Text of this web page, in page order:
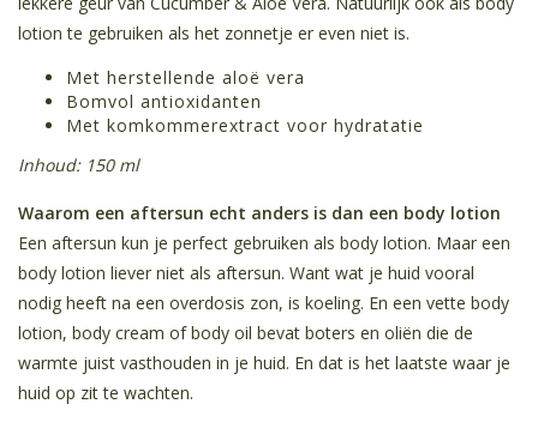
lotion te gebruiken als het zonnetje er even niet is.
Met herstellende aloë vera
Bomvol antioxidanten
Met komkommerextract voor hydratatie
Inhoud: 150 ml
Waarom een aftersun echt anders is dan een body lotion
Een aftersun kun je perfect gebruiken als body lotion. Maar een
body lotion liever niet als aftersun. Want wat je huid vooral
nodig heeft na een overdosis zon, is koeling. En een vette body
lotion, body cream of body oil bevat boters en oliën die de
warmte juist vasthouden in je huid. En dat is het laatste waar je
huid op zit te wachten.